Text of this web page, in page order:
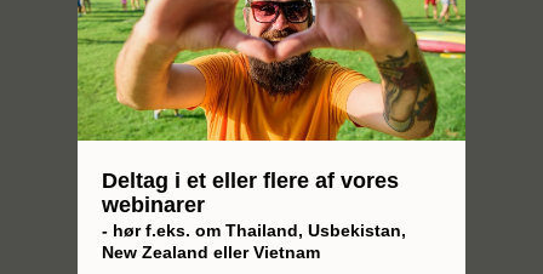
Deltag i et eller flere af vores
webinarer
- hør f.eks. om Thailand, Usbekistan,
New Zealand eller Vietnam